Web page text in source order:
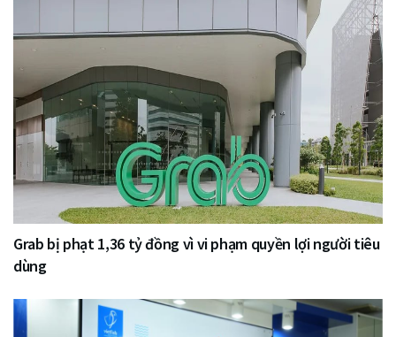
Grab bị phạt 1,36 tỷ đồng vì vi phạm quyền lợi người tiêu
dùng